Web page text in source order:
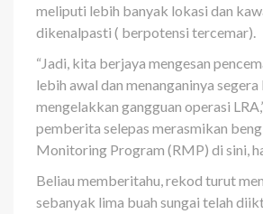
meliputi lebih banyak lokasi dan
dikenalpasti ( berpotensi tercemar).
“Jadi, kita berjaya mengesan
lebih awal dan menanganinya segera
mengelakkan gangguan operasi
pemberita selepas merasmikan
Monitoring Program (RMP) di sini,
Beliau memberitahu, rekod turut
sebanyak lima buah sungai telah